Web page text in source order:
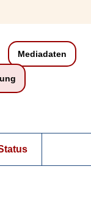
Mediadaten